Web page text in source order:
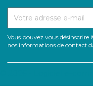
Vous pouvez vous
nos informations de contact